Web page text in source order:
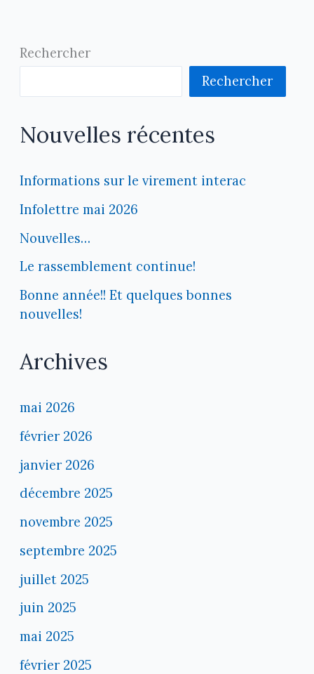
Rechercher
Rechercher
Nouvelles récentes
Informations sur le virement interac
Infolettre mai 2026
Nouvelles…
Le rassemblement continue!
Bonne année!! Et quelques bonnes
nouvelles!
Archives
mai 2026
février 2026
janvier 2026
décembre 2025
novembre 2025
septembre 2025
juillet 2025
juin 2025
mai 2025
février 2025